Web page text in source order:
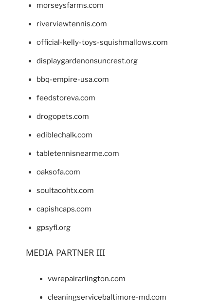
morseysfarms.com
riverviewtennis.com
official-kelly-toys-squishmallows.com
displaygardenonsuncrest.org
bbq-empire-usa.com
feedstoreva.com
drogopets.com
ediblechalk.com
tabletennisnearme.com
oaksofa.com
soultacohtx.com
capishcaps.com
gpsyfl.org
MEDIA PARTNER III
vwrepairarlington.com
cleaningservicebaltimore-md.com